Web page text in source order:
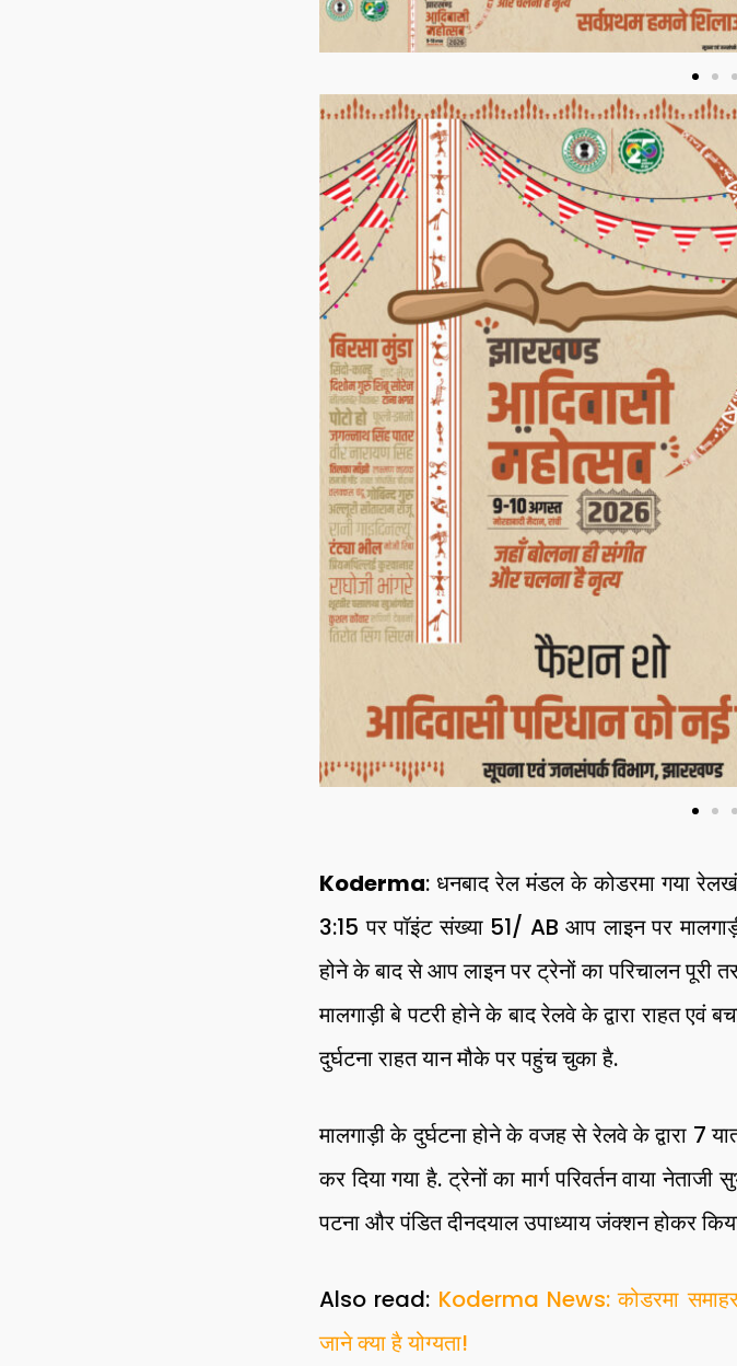
Koderma: धनबाद रेल मंडल के कोडरमा गया
3:15 पर पॉइंट संख्या 51/ AB आप लाइन पर
होने के बाद से आप लाइन पर ट्रेनों का परिचालन पूरी
मालगाड़ी बे पटरी होने के बाद रेलवे के द्वारा राहत एवं
दुर्घटना राहत यान मौके पर पहुंच चुका है.
मालगाड़ी के दुर्घटना होने के वजह से रेलवे के द्वारा 7
कर दिया गया है. ट्रेनों का मार्ग परिवर्तन वाया
पटना और पंडित दीनदयाल उपाध्याय जंक्शन होकर
Also read: Koderma News: कोडरमा
जाने क्या है योग्यता!